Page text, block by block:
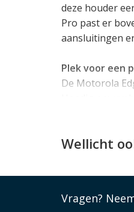
deze houder
Pro past er
aansluitingen
Plek voor een
De Motorola
Wellicht
Vragen?